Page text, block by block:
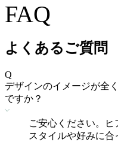
FAQ
よくあるご質問
Q
デザインのイメージが全
ですか？
ご安心ください。
スタイルや好みに